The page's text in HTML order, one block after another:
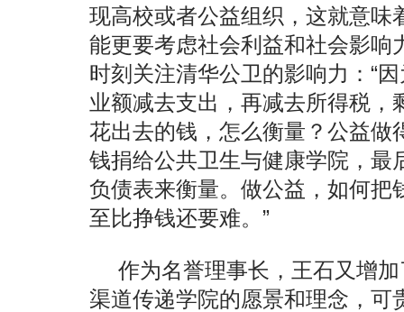
现高校或者公益组织，这就意味
能更要考虑社会利益和社会影响
时刻关注清华公卫的影响力：“
业额减去支出，再减去所得税，
花出去的钱，怎么衡量？公益做
钱捐给公共卫生与健康学院，最
负债表来衡量。做公益，如何把
至比挣钱还要难。”
作为名誉理事长，王石又增
渠道传递学院的愿景和理念，可